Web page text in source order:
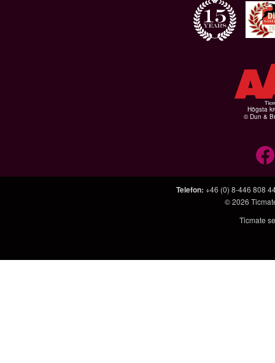
Högsta
© Dun &
Telefon: +46 (0) 8-446 808
© 2026
Ticmate